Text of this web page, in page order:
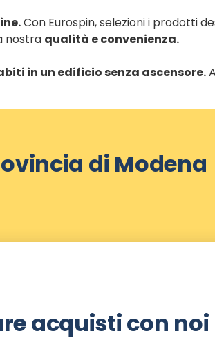
Con Eurospin, selezioni i prodotti
nostra qualità e convenienza.
in un edificio senza ascensore.
di Modena
acquisti con noi